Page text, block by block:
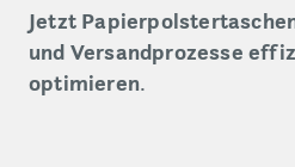
Jetzt
und Versandprozesse
optimieren.